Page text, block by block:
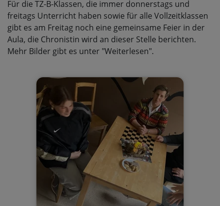
Für die TZ-B-Klassen, die immer donnerstags und
freitags Unterricht haben sowie für alle Vollzeitklassen
gibt es am Freitag noch eine gemeinsame Feier in der
Aula, die Chronistin wird an dieser Stelle berichten.
Mehr Bilder gibt es unter "Weiterlesen".